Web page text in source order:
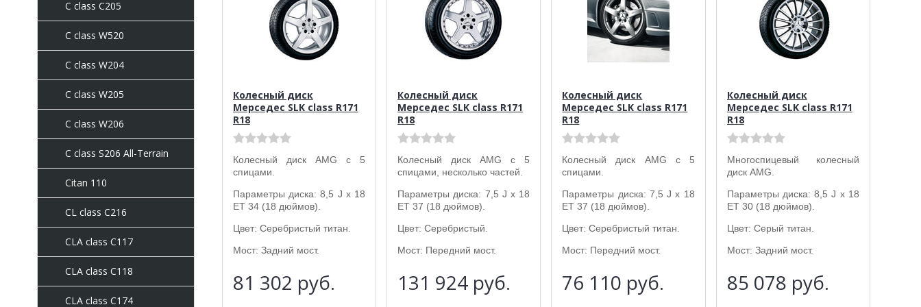
C class C205
C сlass W520
C class W204
C class W205
C class W206
C class S206 All-Terrain
Citan 110
CL class C216
CLA class C117
CLA class C118
CLA class C174
Колесный диск
Мерседес SLK class R171
R18
Колесный диск AMG с 5
спицами.
Параметры диска: 8,5 J x 18
ET 34 (18 дюймов).
Цвет: Серебристый титан.
Мост: Задний мост.
81 302 руб.
Колесный диск
Мерседес SLK class R171
R18
Колесный диск AMG с 5
спицами, несколько частей.
Параметры диска: 7,5 J x 18
ET 37 (18 дюймов).
Цвет: Серебристый.
Мост: Передний мост.
131 924 руб.
Колесный диск
Мерседес SLK class R171
R18
Колесный диск AMG с 5
спицами.
Параметры диска: 7,5 J x 18
ET 37 (18 дюймов).
Цвет: Серебристый титан.
Мост: Передний мост.
76 110 руб.
Колесный диск
Мерседес SLK class R171
R18
Многоспицевый колесный
диск AMG.
Параметры диска: 8,5 J x 18
ET 30 (18 дюймов).
Цвет: Серый титан.
Мост: Задний мост.
85 078 руб.